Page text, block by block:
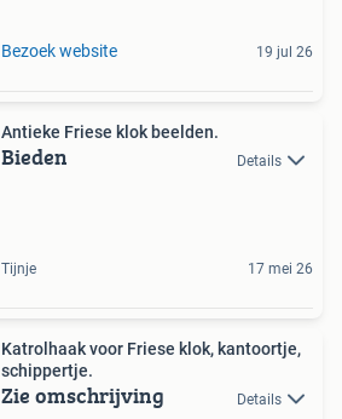
Bezoek website 19 jul 26
Antieke Friese klok beelden.
Bieden Details
Tijnje 17 mei 26
Katrolhaak voor Friese klok, kantoortje,
schippertje.
Zie omschrijving Details